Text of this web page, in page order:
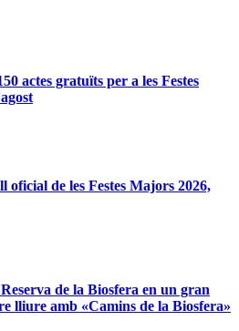
actes gratuïts per a les Festes
oficial de les Festes Majors 2026,
de la Biosfera en un gran
lliure amb «Camins de la Biosfera»